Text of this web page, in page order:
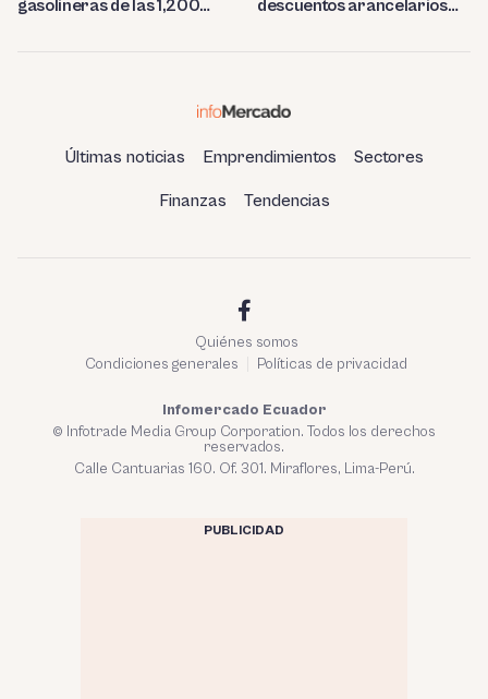
gasolineras de las 1,200
descuentos arancelarios
Últimas noticias Emprendimientos Sectores
Finanzas Tendencias
Quiénes somos
Condiciones generales
Políticas de privacidad
Infomercado Ecuador
© Infotrade Media Group Corporation. Todos los derechos
reservados.
Calle Cantuarias 160. Of. 301. Miraflores, Lima-Perú.
PUBLICIDAD